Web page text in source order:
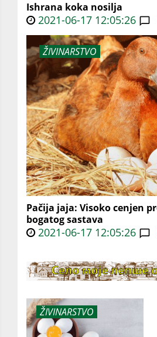
Ishrana koka nosilja
2021-06-17 12:05:26
ŽIVINARSTVO
Pačija jaja: Visoko cenjen
bogatog sastava
2021-06-17 12:05:26
ŽIVINARSTVO